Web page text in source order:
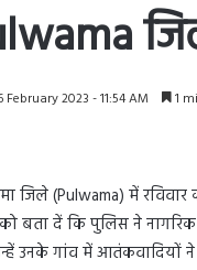
February 2023 - 11:54 AM 1
जिले (Pulwama) में
बता दें कि पुलिस ने
उनके गांव में आतंकवादियों